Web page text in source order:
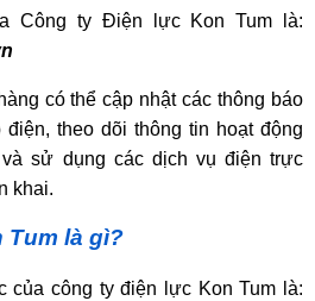
Công ty Điện lực Kon Tum là:
có thể cập nhật các thông báo
điện, theo dõi thông tin hoạt động
sử dụng các dịch vụ điện trực
khai.
Tum là gì?
của công ty điện lực Kon Tum là: